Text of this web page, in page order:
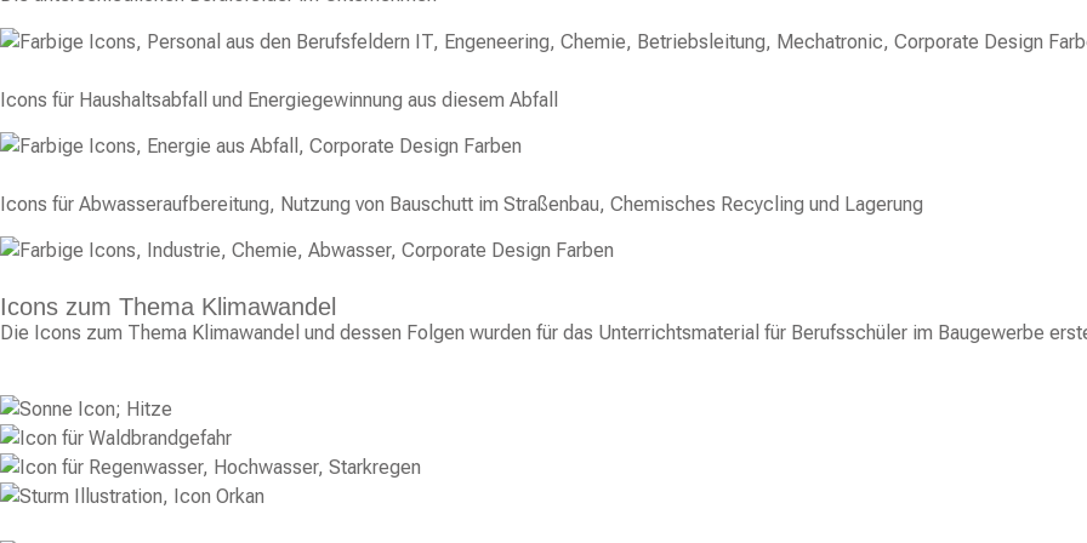
Icons für Haushaltsabfall und Energiegewinnung aus diesem Abfall
Icons für Abwasseraufbereitung, Nutzung von Bauschutt im Straßenbau, Chemisches Recycling und Lagerung
Icons zum Thema Klimawandel
Die Icons zum Thema Klimawandel und dessen Folgen wurden für das Unterrichtsmaterial für Berufsschüler im Baugewerbe